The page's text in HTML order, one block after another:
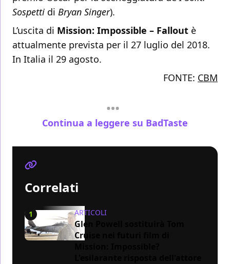
Sospetti di Bryan Singer).
L’uscita di Mission: Impossible – Fallout è
attualmente prevista per il 27 luglio del 2018.
In Italia il 29 agosto.
FONTE: CBM
Continua a leggere su BadTaste
Correlati
1 ARTICOLI
Glen Powell sostituirà Tom
Cruise nei futuri film di